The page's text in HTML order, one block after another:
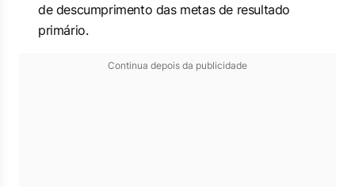
de descumprimento das metas de resultado
primário.
Continua depois da publicidade